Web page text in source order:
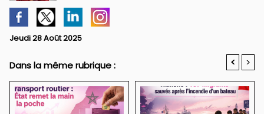
Jeudi 28 Août 2025
Dans la même rubrique : < >